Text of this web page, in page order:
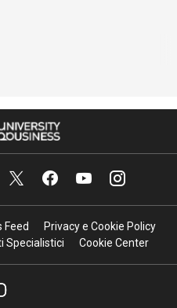
Feed
Privacy e Cookie Policy
Specialistici
Cookie Center